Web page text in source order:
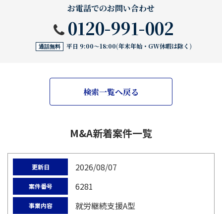
お電話でのお問い合わせ
0120-991-002
通話無料 平日 9:00〜18:00(年末年始・GW休暇は除く)
検索一覧へ戻る
M&A新着案件一覧
更新日 2026/08/07
案件番号 6281
事業内容 就労継続支援A型